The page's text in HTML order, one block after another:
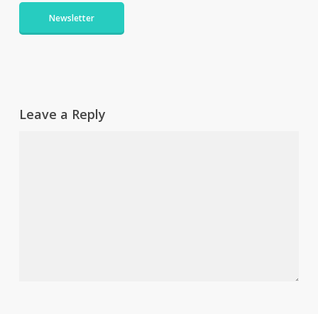
Newsletter
Leave a Reply